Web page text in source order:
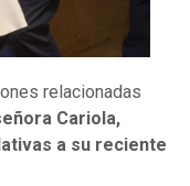
relacionadas
Cariola,
a su reciente